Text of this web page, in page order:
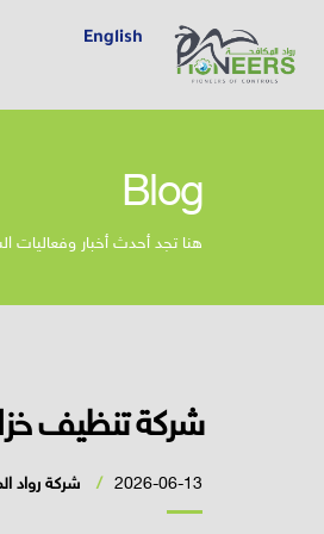
English
Blog
هنا تجد أحدث أخبار وفعاليات
شركة تنظيف خزانات
2026-06-13 شركة رواد